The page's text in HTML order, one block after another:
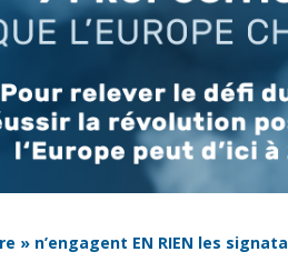
» n’engagent EN RIEN les